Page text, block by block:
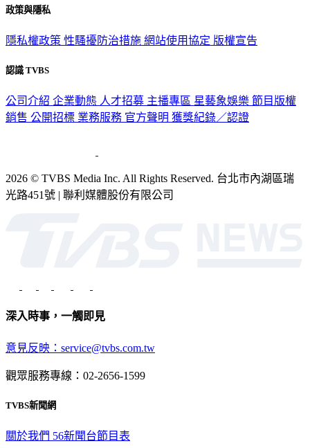
政策與隱私
隱私權政策 性騷擾防治措施 網站使用協定 版權宣告
認識 TVBS
公司介紹 企業動態 人才招募 主播專區 星藝象娛樂 節目版權
銷售 公開招標 業務服務 官方聲明 獲獎紀錄／認證
2026 © TVBS Media Inc. All Rights Reserved. 台北市內湖區瑞
光路451號 | 聯利媒體股份有限公司
深入時事，一觸即見
意見反映：service@tvbs.com.tw
觀眾服務專線：02-2656-1599
TVBS新聞網
關於我們 56新聞台節目表